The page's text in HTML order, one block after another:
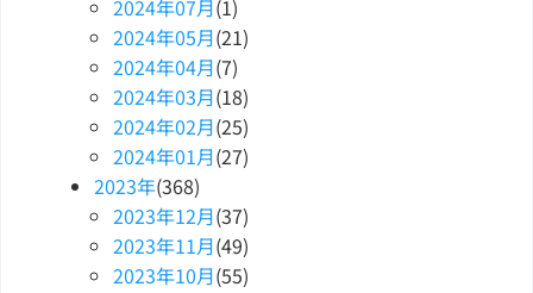
2024年07月(1)
2024年05月(21)
2024年04月(7)
2024年03月(18)
2024年02月(25)
2024年01月(27)
2023年(368)
2023年12月(37)
2023年11月(49)
2023年10月(55)